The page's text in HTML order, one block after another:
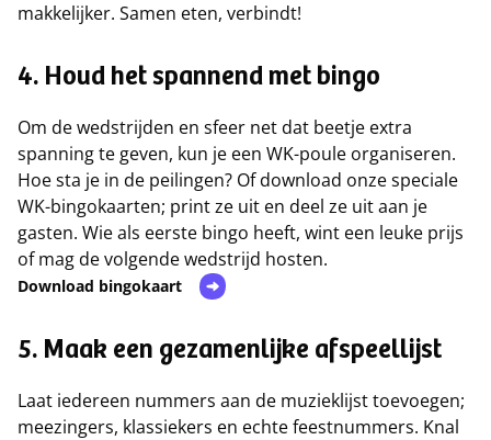
makkelijker. Samen eten, verbindt!
4. Houd het spannend met bingo
Om de wedstrijden en sfeer net dat beetje extra
spanning te geven, kun je een WK-poule organiseren.
Hoe sta je in de peilingen? Of download onze speciale
WK-bingokaarten; print ze uit en deel ze uit aan je
gasten. Wie als eerste bingo heeft, wint een leuke prijs
of mag de volgende wedstrijd hosten.
Download bingokaart
5. Maak een gezamenlijke afspeellijst
Laat iedereen nummers aan de muzieklijst toevoegen;
meezingers, klassiekers en echte feestnummers. Knal